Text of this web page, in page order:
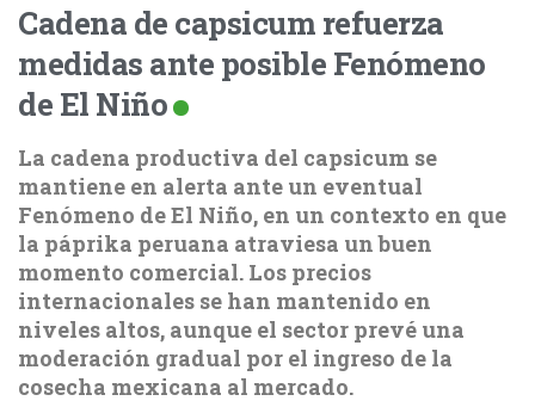
Cadena de capsicum refuerza
medidas ante posible Fenómeno
de El Niño
La cadena productiva del capsicum se
mantiene en alerta ante un eventual
Fenómeno de El Niño, en un contexto en que
la páprika peruana atraviesa un buen
momento comercial. Los precios
internacionales se han mantenido en
niveles altos, aunque el sector prevé una
moderación gradual por el ingreso de la
cosecha mexicana al mercado.